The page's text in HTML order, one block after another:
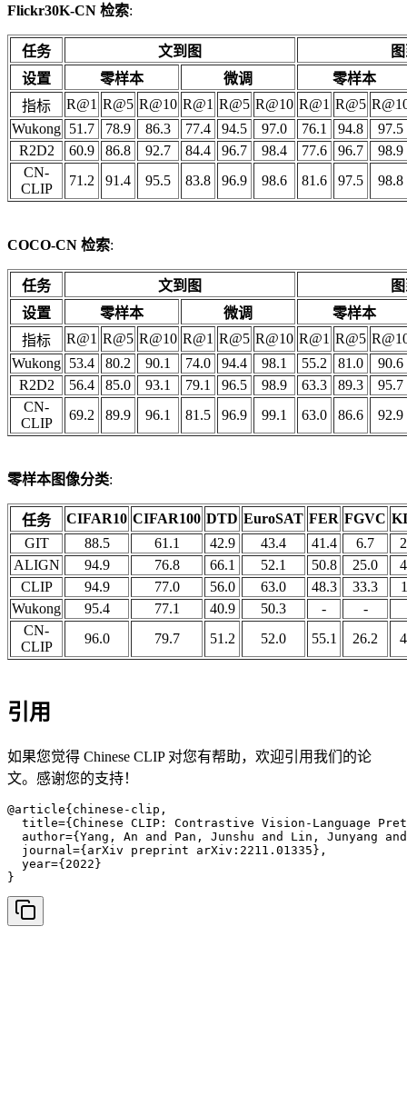
Flickr30K-CN 检索:
任务 文到图
设置
零样本 微调
零样本
指标
R@1 R@5 R@10 R@1 R@5 R@10 R@1 R@5
Wukong 51.7 78.9 86.3 77.4 94.5 97.0 76.1 94.8
97.5
R2D2
60.9 86.8 92.7 84.4 96.7 98.4 77.6 96.7
98.9
CN-
CLIP
71.2 91.4 95.5 83.8 96.9 98.6 81.6 97.5 98.8
COCO-CN 检索:
任务 文到图
设置
零样本 微调
零样本
指标
R@1 R@5 R@10 R@1 R@5 R@10 R@1 R@5
Wukong 53.4 80.2 90.1 74.0 94.4 98.1 55.2 81.0
90.6
R2D2
56.4 85.0 93.1 79.1 96.5 98.9 63.3 89.3
95.7
CN-
CLIP
69.2 89.9 96.1 81.5 96.9 99.1 63.0 86.6 92.9
零样本图像分类:
任务 CIFAR10 CIFAR100 DTD EuroSAT FER FGVC
GIT
88.5 61.1 42.9 43.4 41.4 6.7
ALIGN
94.9 76.8 66.1 52.1 50.8 25.0
CLIP
94.9 77.0 56.0 63.0 48.3 33.3
Wukong
95.4 77.1 40.9 50.3 -
-
CN-
CLIP
96.0 79.7 51.2 52.0 55.1 26.2
引用
如果您觉得 Chinese CLIP 对您有帮助，欢迎引用我们的论
文。感谢您的支持！
@article{chinese-clip,
title={Chinese CLIP: Contrastive Vision-Language
author={Yang, An and Pan, Junshu and Lin, Junyang
  journal={arXiv preprint arXiv:2211.01335},
  year={2022}
}